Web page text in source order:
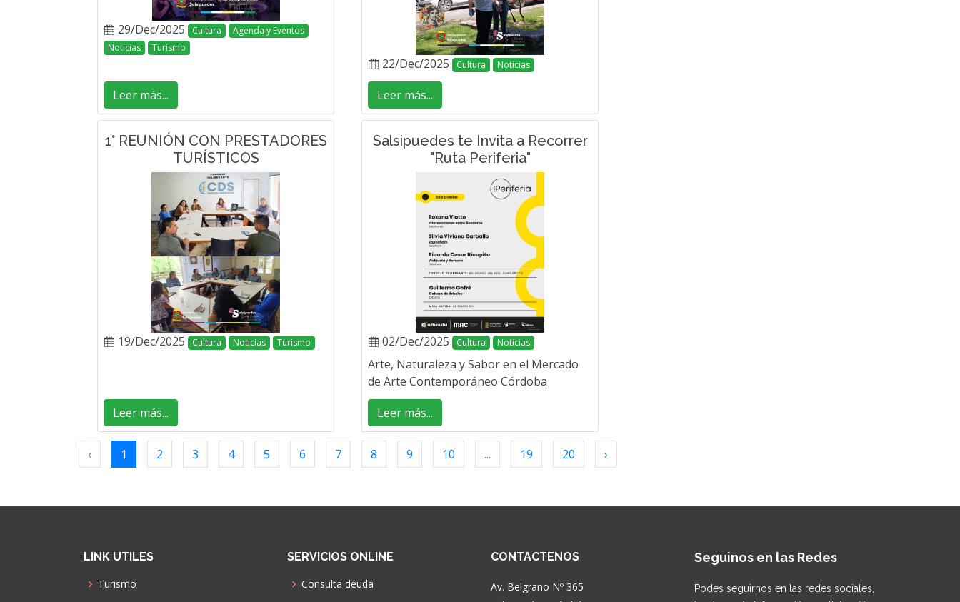
29/Dec/2025 Cultura
Agenda y Eventos
Noticias
Turismo
Leer más...
22/Dec/2025 Cultura Noticias
Leer más...
1° REUNIÓN CON PRESTADORES
TURÍSTICOS
19/Dec/2025 Cultura Noticias Turismo
Leer más...
Salsipuedes te Invita a Recorrer
"Ruta Periferia"
02/Dec/2025 Cultura Noticias
Arte, Naturaleza y Sabor en el Mercado
de Arte Contemporáneo Córdoba
Leer más...
‹ 1 2 3 4 5 6 7 8 9 10 ... 19 20 ›
LINK UTILES
Turismo
SERVICIOS ONLINE
Consulta deuda
CONTACTENOS
Av. Belgrano Nº 365
Seguinos en las Redes
Podes seguirnos en las redes sociales,